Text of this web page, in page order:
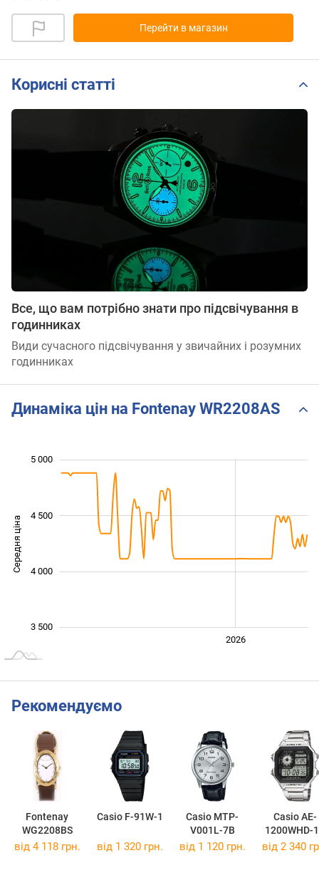
Перейти в магазин
Корисні статті
Все, що вам потрібно знати про підсвічування в
годинниках
Види сучасного підсвічування у звичайних і розумних
годинниках
Динаміка цін на Fontenay WR2208AS
Середня ціна 4 000
5 000
4 500
3 500
2026
Рекомендуємо
Fontenay
WG2208BS
Casio F-91W-1
Casio MTP-
V001L-7B
Casio AE-
1200WHD-
від 4 118 грн. від 1 320 грн. від 1 120 грн. від 2 340